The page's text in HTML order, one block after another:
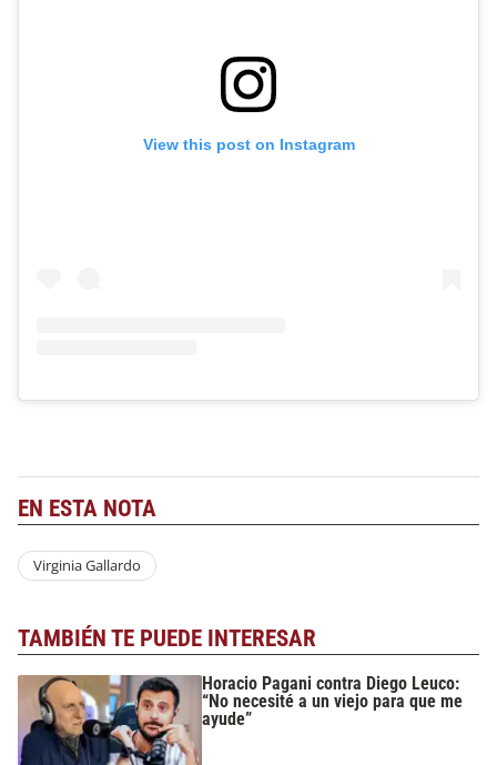
View this post on Instagram
EN ESTA NOTA
Virginia Gallardo
TAMBIÉN TE PUEDE INTERESAR
Horacio Pagani contra Diego Leuco:
“No necesité a un viejo para que me
ayude”